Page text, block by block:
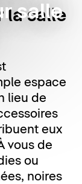
salle
la salle
espace
lieu de
eux
vous de
ou
noires